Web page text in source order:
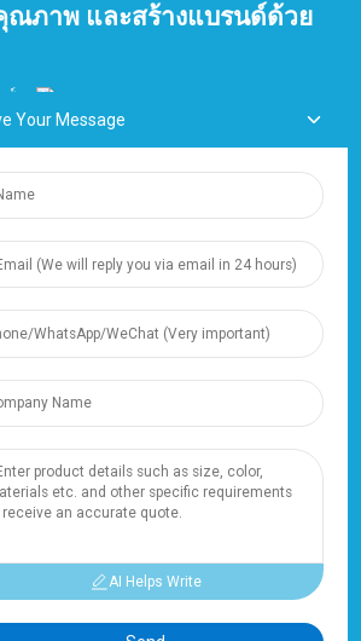
ภาพ และสร้างแบรนด์ด้วย
ามที่พบบ่อย
เซี่ยงไฮ้ ติงจุน อิเล็กทริก แอนด์
ขสิทธิ์ทุกประการ
Rd., Nanxiang Town, 201802,
Your Message
AI Helps Write